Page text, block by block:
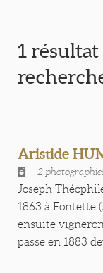
1
Aristide
2
Joseph
1863 à Fontette
ensuite
passe en 1883